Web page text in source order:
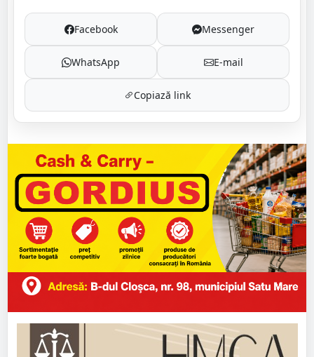
Facebook Messenger
WhatsApp E-mail
Copiază link